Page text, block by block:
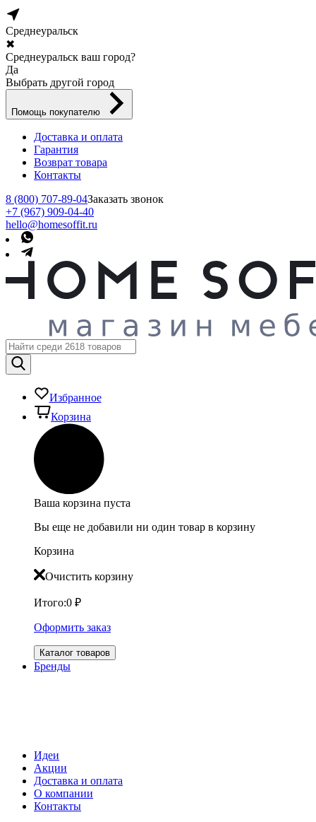
Среднеуральск
✖
Среднеуральск ваш город?
Да
Выбрать другой город
Помощь покупателю
Доставка и оплата
Гарантия
Возврат товара
Контакты
8 (800) 707-89-04Заказать звонок
+7 (967) 909-04-40
hello@homesoffit.ru
Избранное
Корзина
Ваша корзина пуста
Вы еще не добавили ни один товар в корзину
Корзина
Очистить корзину
Итого:0 ₽
Оформить заказ
Каталог товаров
Бренды
Идеи
Акции
Доставка и оплата
О компании
Контакты